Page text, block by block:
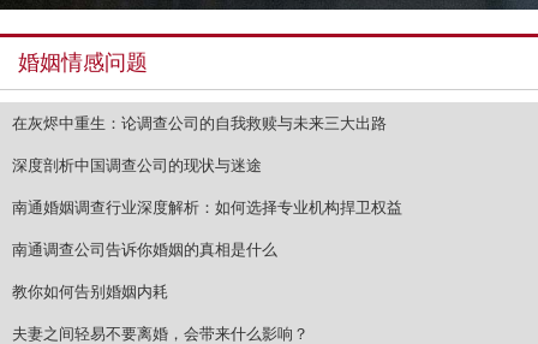
婚姻情感问题
在灰烬中重生：论调查公司的自我救赎与未来三大出路
深度剖析中国调查公司的现状与迷途
南通婚姻调查行业深度解析：如何选择专业机构捍卫权益
南通调查公司告诉你婚姻的真相是什么
教你如何告别婚姻内耗
夫妻之间轻易不要离婚，会带来什么影响？